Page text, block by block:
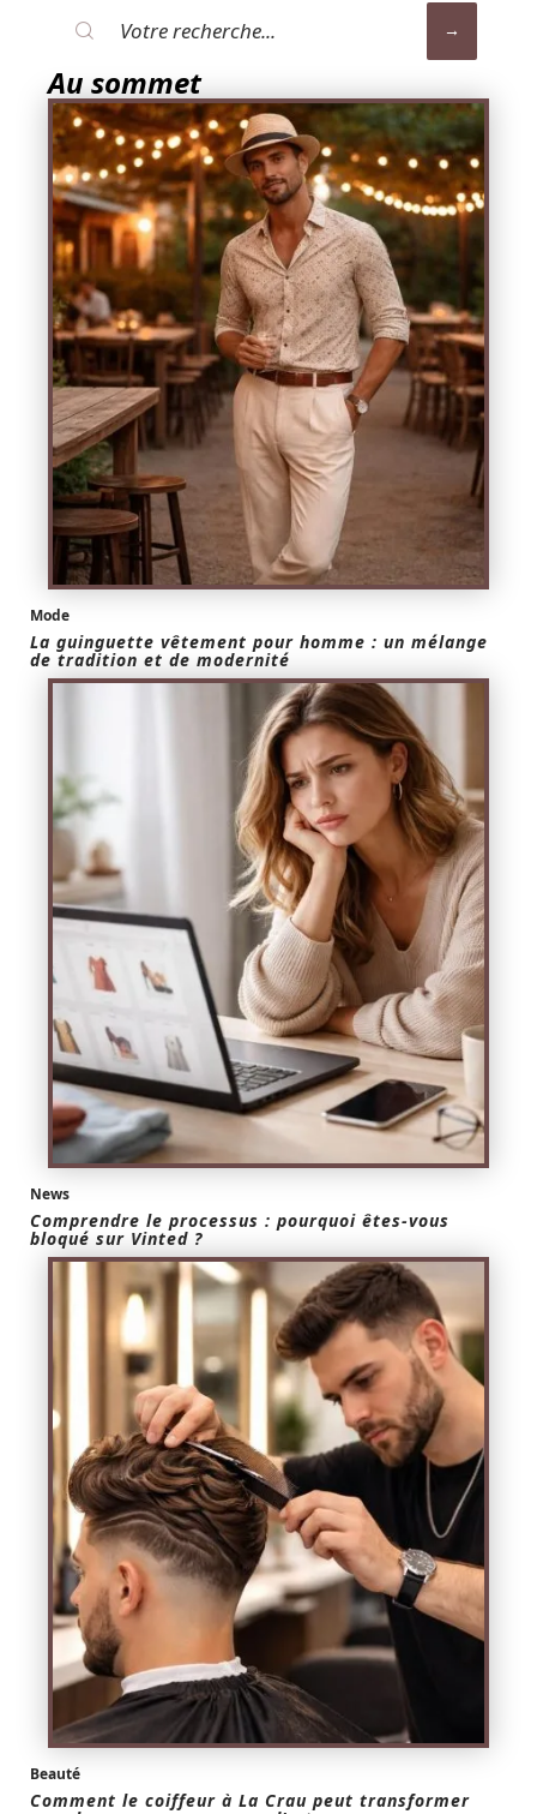
Au sommet
Mode
La guinguette vêtement pour homme : un mélange
de tradition et de modernité
News
Comprendre le processus : pourquoi êtes-vous
bloqué sur Vinted ?
Beauté
Comment le coiffeur à La Crau peut transformer